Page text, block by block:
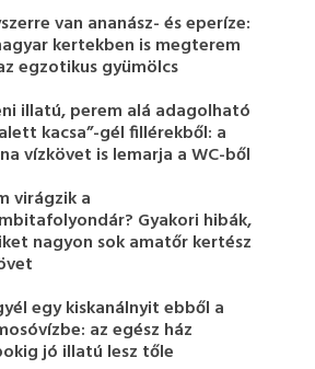
van ananász- és eperíze:
kertekben is megterem
egzotikus gyümölcs
illatú, perem alá adagolható
kacsa”-gél fillérekből: a
vízkövet is lemarja a WC-ből
virágzik a
Gyakori hibák,
nagyon sok amatőr kertész
egy kiskanálnyit ebből a
az egész ház
jó illatú lesz tőle